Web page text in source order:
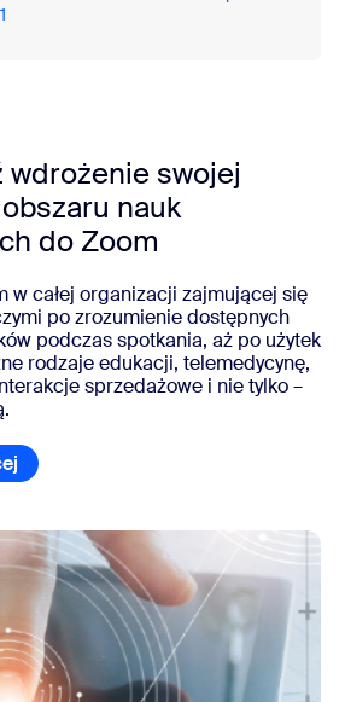
wdrożenie swojej
nauk
do Zoom
w całej organizacji zajmującej się
po zrozumienie dostępnych
podczas spotkania, aż po użytek
rodzaje edukacji, telemedycynę,
sprzedażowe i nie tylko –
Pobierz białą księgę